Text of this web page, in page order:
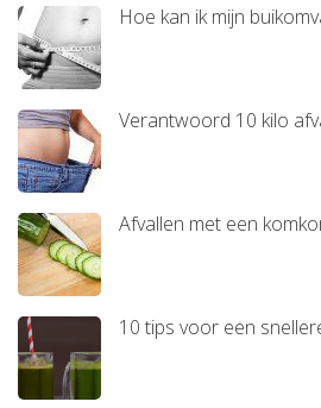
Hoe kan ik mijn
Verantwoord 10 kilo
Afvallen met een
10 tips voor een